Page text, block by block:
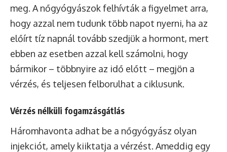
meg. A nőgyógyászok felhívták a figyelmet arra,
hogy azzal nem tudunk több napot nyerni, ha az
előírt tíz napnál tovább szedjük a hormont, mert
ebben az esetben azzal kell számolni, hogy
bármikor – többnyire az idő előtt – megjön a
vérzés, és teljesen felborulhat a ciklusunk.
Vérzés nélküli fogamzásgátlás
Háromhavonta adhat be a nőgyógyász olyan
injekciót, amely kiiktatja a vérzést. Ameddig egy